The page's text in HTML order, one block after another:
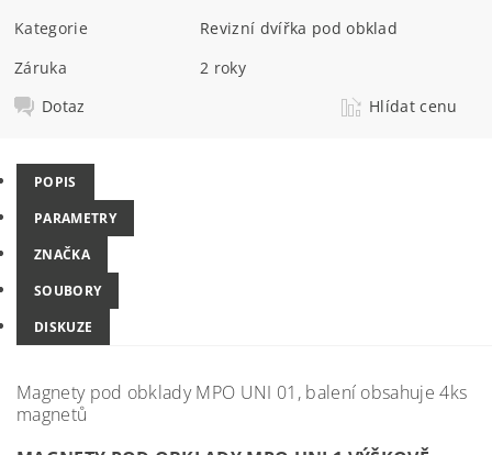
Kategorie
Revizní dvířka pod obklad
Záruka
2 roky
Dotaz
Hlídat cenu
POPIS
PARAMETRY
ZNAČKA
SOUBORY
DISKUZE
Magnety pod obklady MPO UNI 01, balení obsahuje 4ks
magnetů